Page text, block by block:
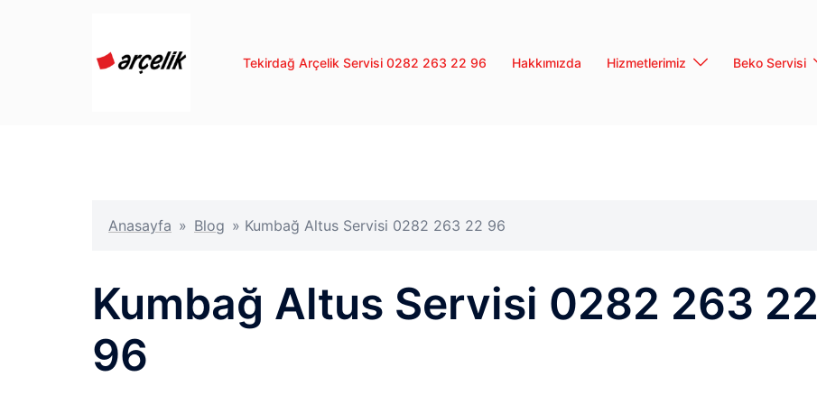
Tekirdağ Arçelik Servisi 0282 263 22 96 Hakkımızda Hizmetlerimiz Beko Servisi
Anasayfa » Blog » Kumbağ Altus Servisi 0282 263 22 96
Kumbağ Altus Servisi 0282 263 22
96